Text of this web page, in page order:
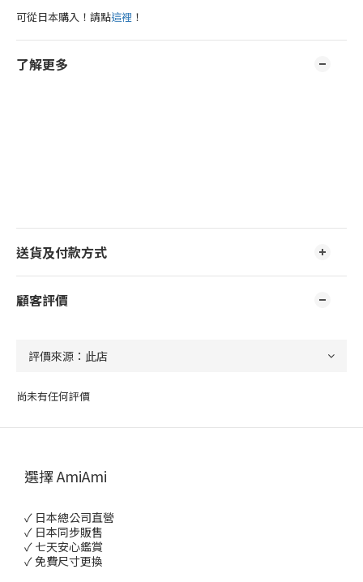
可從日本購入！請點這裡 ！
了解更多
送貨及付款方式
顧客評價
尚未有任何評價
選擇 AmiAmi
✓ 日本總公司直營
✓ 日本同步販售
✓ 七天安心鑑賞
✓ 免費尺寸更換